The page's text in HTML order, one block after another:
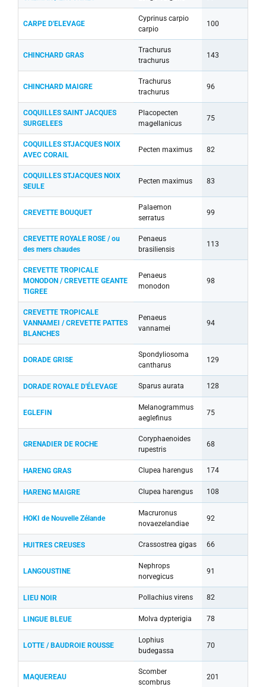
CARPE D'ELEVAGE
Cyprinus carpio
carpio
100
CHINCHARD GRAS
Trachurus
trachurus
143
CHINCHARD MAIGRE
Trachurus
trachurus
96
COQUILLES SAINT JACQUES
SURGELEES
Placopecten
magellanicus
75
COQUILLES STJACQUES NOIX
AVEC CORAIL
Pecten maximus 82
COQUILLES STJACQUES NOIX
SEULE
Pecten maximus 83
CREVETTE BOUQUET
Palaemon
serratus
99
CREVETTE ROYALE ROSE / ou
des mers chaudes
Penaeus
brasiliensis
113
CREVETTE TROPICALE
MONODON / CREVETTE GEANTE
TIGREE
Penaeus
monodon
98
CREVETTE TROPICALE
VANNAMEI / CREVETTE PATTES
BLANCHES
Penaeus
vannamei
94
DORADE GRISE
Spondyliosoma
cantharus
129
DORADE ROYALE D'ÉLEVAGE Sparus aurata 128
EGLEFIN
Melanogrammus
aeglefinus
75
GRENADIER DE ROCHE
Coryphaenoides
rupestris
68
HARENG GRAS Clupea harengus 174
HARENG MAIGRE Clupea harengus 108
HOKI de Nouvelle Zélande
Macruronus
novaezelandiae
92
HUITRES CREUSES Crassostrea gigas 66
LANGOUSTINE
Nephrops
norvegicus
91
LIEU NOIR Pollachius virens 82
LINGUE BLEUE Molva dypterigia 78
LOTTE / BAUDROIE ROUSSE
Lophius
budegassa
70
MAQUEREAU
Scomber
scombrus
201